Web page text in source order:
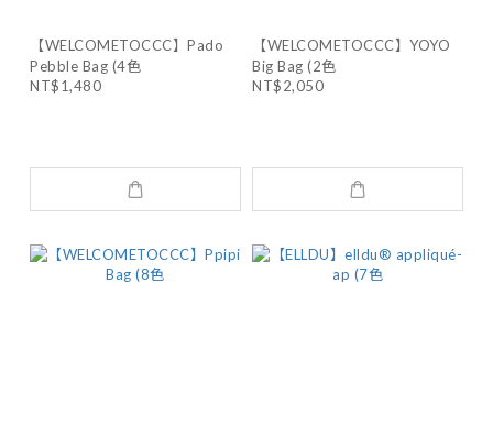
【WELCOMETOCCC】Pado
Pebble Bag (4色
NT$1,480
【WELCOMETOCCC】YOYO
Big Bag (2色
NT$2,050